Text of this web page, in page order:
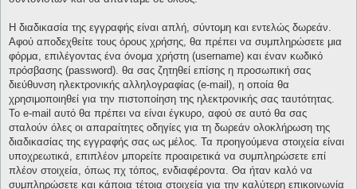
Η διαδικασία της εγγραφής είναι απλή, σύντομη και εντελώς δωρεάν.
Αφού αποδεχθείτε τους όρους χρήσης, θα πρέπει να συμπληρώσετε μια
φόρμα, επιλέγοντας ένα όνομα χρήστη (username) και έναν κωδικό
πρόσβασης (password). θα σας ζητηθεί επίσης η προσωπική σας
διεύθυνση ηλεκτρονικής αλληλογραφίας (e-mail), η οποία θα
χρησιμοποιηθεί για την πιστοποίηση της ηλεκτρονικής σας ταυτότητας.
Το e-mail αυτό θα πρέπει να είναι έγκυρο, αφού σε αυτό θα σας
σταλούν όλες οι απαραίτητες οδηγίες για τη δωρεάν ολοκλήρωση της
διαδικασίας της εγγραφής σας ως μέλος. Τα προηγούμενα στοιχεία είναι
υποχρεωτικά, επιπλέον μπορείτε προαιρετικά να συμπληρώσετε επί
πλέον στοιχεία, όπως πχ τόπος, ενδιαφέροντα. Θα ήταν καλό να
συμπληρώσετε και κάποια τέτοια στοιχεία για την καλύτερη επικοινωνία